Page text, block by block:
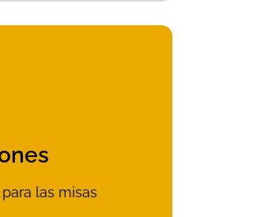
las misas